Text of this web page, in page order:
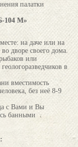
палатки
М»
на даче или на
дворе своего дома.
или
в
вместимость
без неё 8-9
с Вами и Вы
банными